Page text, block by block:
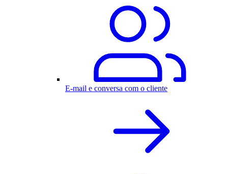
E-mail e conversa com o cliente